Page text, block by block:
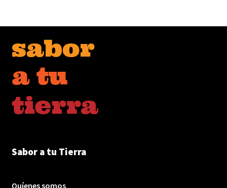
Sabor a tu Tierra
Quíenes somos